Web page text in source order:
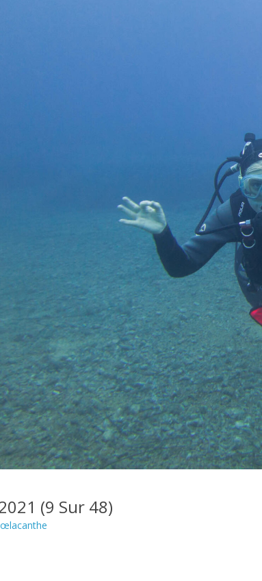
(9 Sur 48)